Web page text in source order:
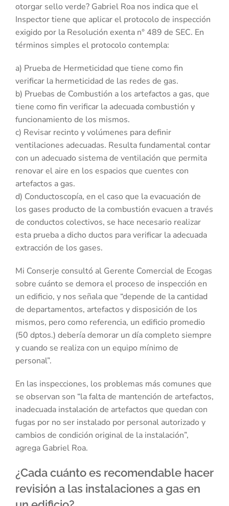
otorgar sello verde? Gabriel Roa nos indica que el
Inspector tiene que aplicar el protocolo de inspección
exigido por la Resolución exenta n° 489 de SEC. En
términos simples el protocolo contempla:
a) Prueba de Hermeticidad que tiene como fin
verificar la hermeticidad de las redes de gas.
b) Pruebas de Combustión a los artefactos a gas, que
tiene como fin verificar la adecuada combustión y
funcionamiento de los mismos.
c) Revisar recinto y volúmenes para definir
ventilaciones adecuadas. Resulta fundamental contar
con un adecuado sistema de ventilación que permita
renovar el aire en los espacios que cuentes con
artefactos a gas.
d) Conductoscopía, en el caso que la evacuación de
los gases producto de la combustión evacuen a través
de conductos colectivos, se hace necesario realizar
esta prueba a dicho ductos para verificar la adecuada
extracción de los gases.
Mi Conserje consultó al Gerente Comercial de Ecogas
sobre cuánto se demora el proceso de inspección en
un edificio, y nos señala que “depende de la cantidad
de departamentos, artefactos y disposición de los
mismos, pero como referencia, un edificio promedio
(50 dptos.) debería demorar un día completo siempre
y cuando se realiza con un equipo mínimo de
personal”.
En las inspecciones, los problemas más comunes que
se observan son “la falta de mantención de artefactos,
inadecuada instalación de artefactos que quedan con
fugas por no ser instalado por personal autorizado y
cambios de condición original de la instalación”,
agrega Gabriel Roa.
¿Cada cuánto es recomendable hacer
revisión a las instalaciones a gas en